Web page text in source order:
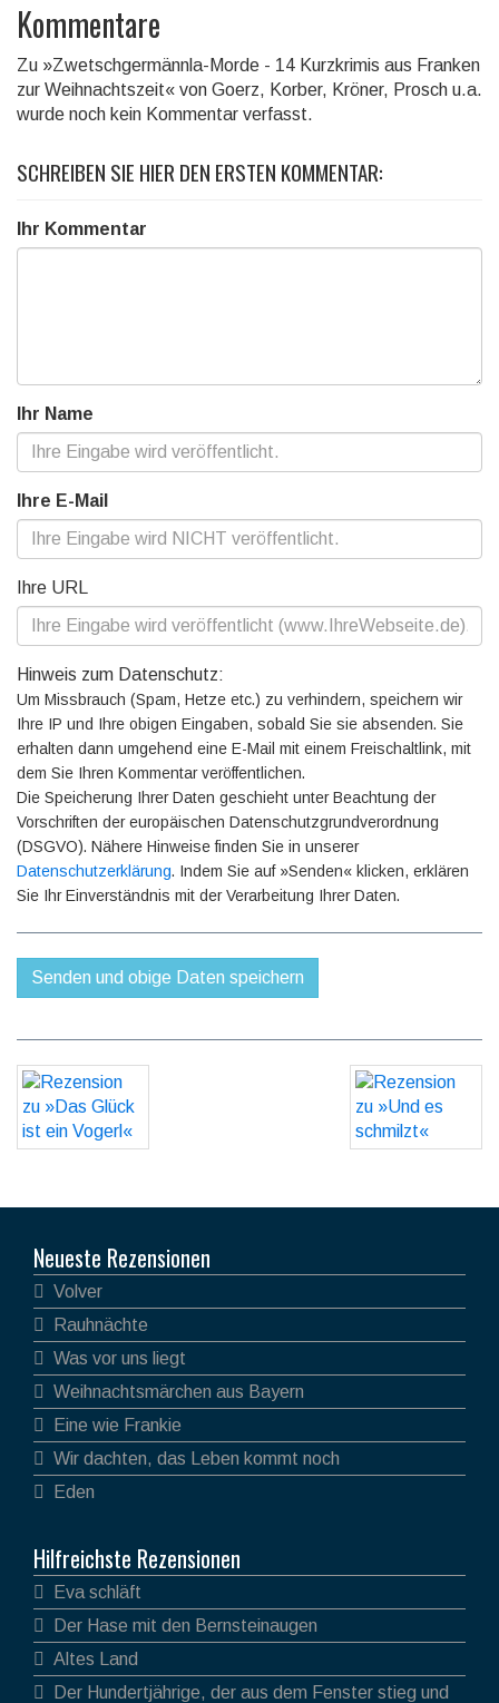
Kommentare
Zu »Zwetschgermännla-Morde - 14 Kurzkrimis aus Franken
zur Weihnachtszeit« von Goerz, Korber, Kröner, Prosch u.a.
wurde noch kein Kommentar verfasst.
SCHREIBEN SIE HIER DEN ERSTEN KOMMENTAR:
Ihr Kommentar
Ihr Name
Ihre E-Mail
Ihre URL
Hinweis zum Datenschutz:
Um Missbrauch (Spam, Hetze etc.) zu verhindern, speichern wir
Ihre IP und Ihre obigen Eingaben, sobald Sie sie absenden. Sie
erhalten dann umgehend eine E-Mail mit einem Freischaltlink, mit
dem Sie Ihren Kommentar veröffentlichen.
Die Speicherung Ihrer Daten geschieht unter Beachtung der
Vorschriften der europäischen Datenschutzgrundverordnung
(DSGVO). Nähere Hinweise finden Sie in unserer
Datenschutzerklärung. Indem Sie auf »Senden« klicken, erklären
Sie Ihr Einverständnis mit der Verarbeitung Ihrer Daten.
Neueste Rezensionen
Volver
Rauhnächte
Was vor uns liegt
Weihnachtsmärchen aus Bayern
Eine wie Frankie
Wir dachten, das Leben kommt noch
Eden
Hilfreichste Rezensionen
Eva schläft
Der Hase mit den Bernsteinaugen
Altes Land
Der Hundertjährige, der aus dem Fenster stieg und